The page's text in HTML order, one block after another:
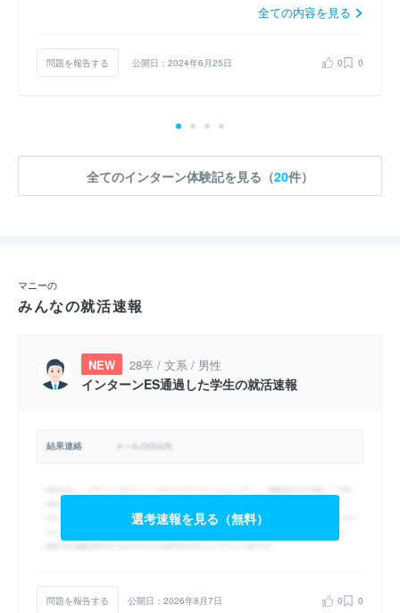
全ての内容を見る
問題を報告する 公開日：2024年6月25日 0 0
全てのインターン体験記を見る（20件）
マニーの
みんなの就活速報
NEW 28卒 / 文系 / 男性
インターンES通過した学生の就活速報
結果連絡
選考速報を見る（無料）
問題を報告する 公開日：2026年8月7日 0 0